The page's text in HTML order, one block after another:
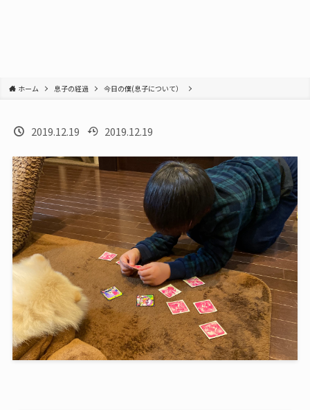
ホーム 息子の経過 今日の僕(息子について）
2019.12.19 2019.12.19